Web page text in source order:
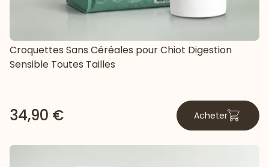
Croquettes Sans Céréales pour Chiot Digestion
Sensible Toutes Tailles
34,90 € Acheter